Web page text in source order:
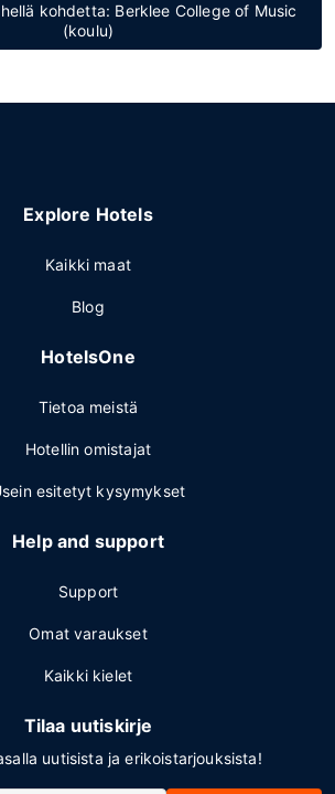
kohdetta: Berklee College of Music
(koulu)
Explore Hotels
Kaikki maat
Blog
HotelsOne
Tietoa meistä
Hotellin omistajat
esitetyt kysymykset
Help and support
Support
Omat varaukset
Kaikki kielet
Tilaa uutiskirje
uutisista ja erikoistarjouksista!